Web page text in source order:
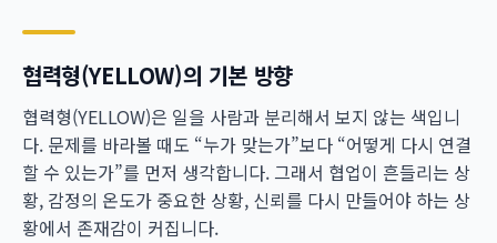
협력형(YELLOW)의 기본 방향
협력형(YELLOW)은 일을 사람과 분리해서 보지 않는 색입니
다. 문제를 바라볼 때도 “누가 맞는가”보다 “어떻게 다시 연결
할 수 있는가”를 먼저 생각합니다. 그래서 협업이 흔들리는 상
황, 감정의 온도가 중요한 상황, 신뢰를 다시 만들어야 하는 상
황에서 존재감이 커집니다.